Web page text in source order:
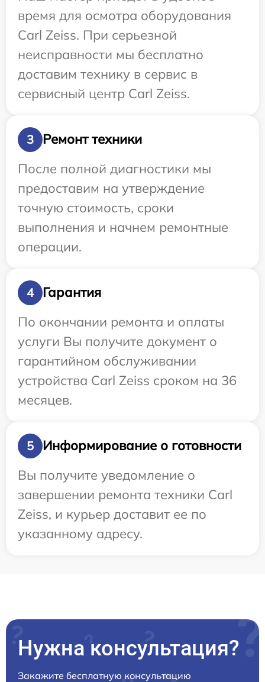
время для осмотра оборудования
Carl Zeiss. При серьезной
неисправности мы бесплатно
доставим технику в сервис в
сервисный центр Carl Zeiss.
3
Ремонт техники
После полной диагностики мы
предоставим на утверждение
точную стоимость, сроки
выполнения и начнем ремонтные
операции.
4
Гарантия
По окончании ремонта и оплаты
услуги Вы получите документ о
гарантийном обслуживании
устройства Carl Zeiss сроком на 36
месяцев.
5
Информирование о готовности
Вы получите уведомление о
завершении ремонта техники Carl
Zeiss, и курьер доставит ее по
указанному адресу.
Нужна консультация?
Закажите бесплатную консультацию